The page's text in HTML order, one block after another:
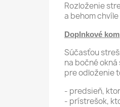
Rozloženie
a behom
Doplnkové
Súčasťou
na bočné
pre odloženie
- predsieň,
- prístrešok,